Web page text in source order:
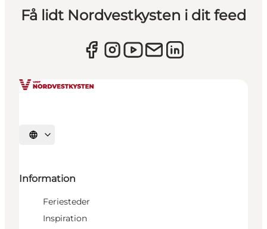
Få lidt Nordvestkysten i dit feed
Vælg sprog
Information
Feriesteder
Inspiration